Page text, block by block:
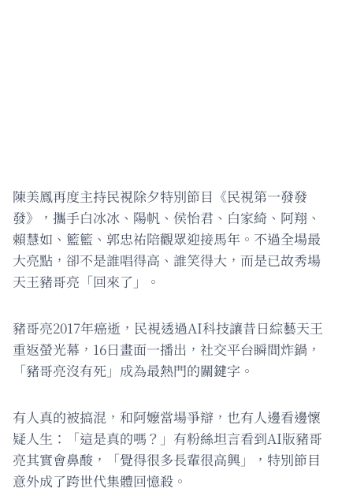
陳美鳳再度主持民視除夕特別節目《民視第一發發
發》，攜手白冰冰、陽帆、侯怡君、白家綺、阿翔、
賴慧如、籃籃、郭忠祐陪觀眾迎接馬年。不過全場最
大亮點，卻不是誰唱得高、誰笑得大，而是已故秀場
天王豬哥亮「回來了」。
豬哥亮2017年癌逝，民視透過AI科技讓昔日綜藝天王
重返螢光幕，16日畫面一播出，社交平台瞬間炸鍋，
「豬哥亮沒有死」成為最熱門的關鍵字。
有人真的被搞混，和阿嬤當場爭辯，也有人邊看邊懷
疑人生：「這是真的嗎？」有粉絲坦言看到AI版豬哥
亮其實會鼻酸，「覺得很多長輩很高興」，特別節目
意外成了跨世代集體回憶殺。